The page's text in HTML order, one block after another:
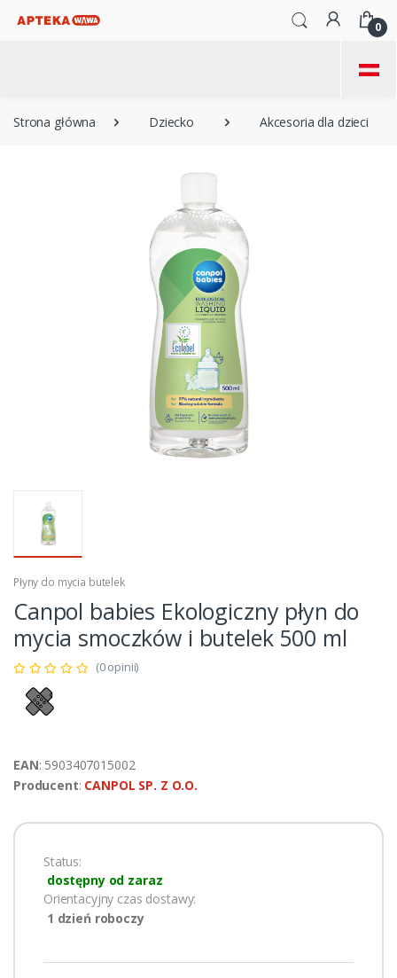
0
=
Strona główna Dziecko Akcesoria dla dzieci
Płyny do mycia butelek
Canpol babies Ekologiczny płyn do
mycia smoczków i butelek 500 ml
(0 opinii)
EAN: 5903407015002
Producent: CANPOL SP. Z O.O.
Status:
dostępny od zaraz
Orientacyjny czas dostawy:
1 dzień roboczy